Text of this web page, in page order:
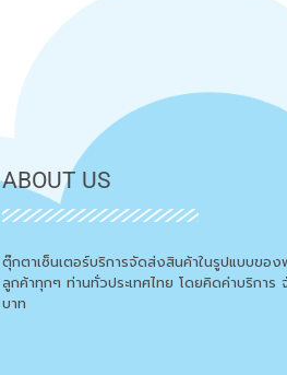
ABOUT US
ตุ๊กตาเซ็นเตอร์บริการจัดส่งสินค้าในรูปแบบขอ
ลูกค้าทุกๆ ท่านทั่วประเทศไทย โดยคิดค่าบริกา
บาท